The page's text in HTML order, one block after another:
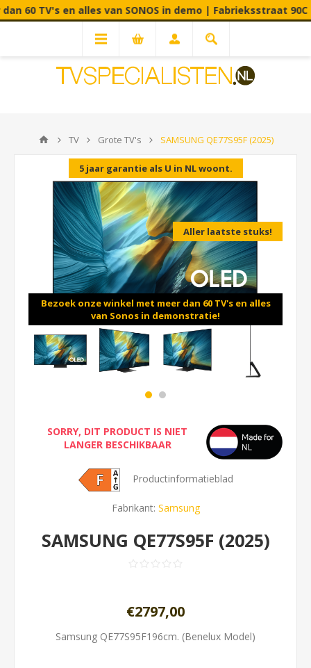
alles van SONOS in demo | Fabrieksstraat 90C - 3900
TV Grote TV's SAMSUNG QE77S95F (2025)
5 jaar garantie als U in NL woont.
Aller laatste stuks!
Bezoek onze winkel met meer dan 60 TV's en alles
van Sonos in demonstratie!
SORRY, DIT PRODUCT IS NIET
LANGER BESCHIKBAAR
Productinformatieblad
Fabrikant: Samsung
SAMSUNG QE77S95F (2025)
€2797,00
Samsung QE77S95F196cm. (Benelux Model)